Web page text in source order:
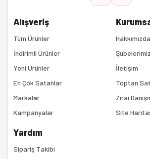
Bu ürüne benzer farklı alternatifler olmalı.
Gönder
Alışveriş
Tüm Ürünler
İndirimli Ürünler
Yeni Ürünler
En Çok Satanlar
Markalar
Kampanyalar
Hakkımızda
Şubelerimiz
İletişim
Toptan
Zirai
Site
Yardım
Sipariş Takibi